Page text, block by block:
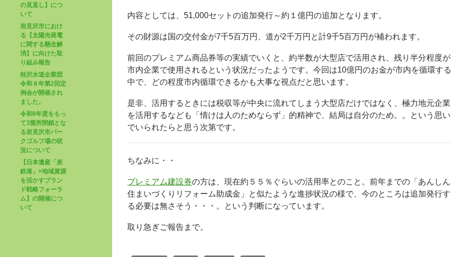
内容としては、51,000セットの追加発行～約１億円の追加となります。
その財源は国の交付金が7千5百万円、道が2千万円と計9千5百万円が補われます。
前回のプレミアム商品券等の実績でいくと、約半数が大型店で活用され、残り半分程度が
市内企業で使用されるという状況だったようです。今回は10億円のお金が市内を循環する
中で、どの程度市内循環できるかも大事な視点だと思います。
是非、活用するときには税収等が中央に流れてしまう大型店だけではなく、極力地元企業
を活用するなども「情けは人のためならず」的精神で、結局は自分のため。。という思い
でいられたらと思う次第です。
ちなみに・・
プレミアム建設券の方は、現在約５５％ぐらいの活用率とのこと。前年までの「あんしん
住まいづくりリフォーム助成金」と似たような進捗状況の様で、今のところは追加発行す
る必要は無さそう・・・。という判断になっています。
取り急ぎご報告まで。
の見直し】につ
いて
岩見沢市におけ
る【太陽光発電
に関する懸念解
消】に向けた取
り組み報告
桂沢水道企業団
令和８年第2回定
例会が開催され
ました。
令和8年度をもっ
て3箇所閉鎖とな
る岩見沢市パー
クゴルフ場の状
況について
【日本遺産「炭
鉄港」×地域資源
を活かすブラン
ド戦略フォーラ
ム】の開催につ
いて